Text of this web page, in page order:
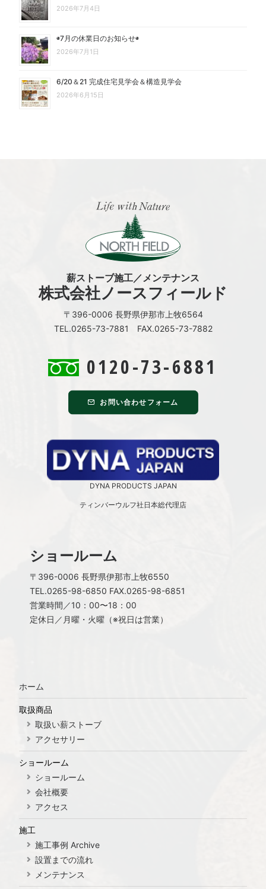
2026年7月4日
◉7月の休業日のお知らせ◉
2026年7月1日
6/20＆21 完成住宅見学会＆構造見学会
2026年6月15日
薪ストーブ施工／メンテナンス
株式会社ノースフィールド
〒396-0006 長野県伊那市上牧6564
TEL.0265-73-7881 FAX.0265-73-7882
0120-73-6881
お問い合わせフォーム
DYNA PRODUCTS JAPAN
ティンバーウルフ社日本総代理店
ショールーム
〒396-0006 長野県伊那市上牧6550
TEL.0265-98-6850 FAX.0265-98-6851
営業時間／10：00〜18：00
定休日／月曜・火曜（※祝日は営業）
ホーム
取扱商品
取扱い薪ストーブ
アクセサリー
ショールーム
ショールーム
会社概要
アクセス
施工
施工事例 Archive
設置までの流れ
メンテナンス